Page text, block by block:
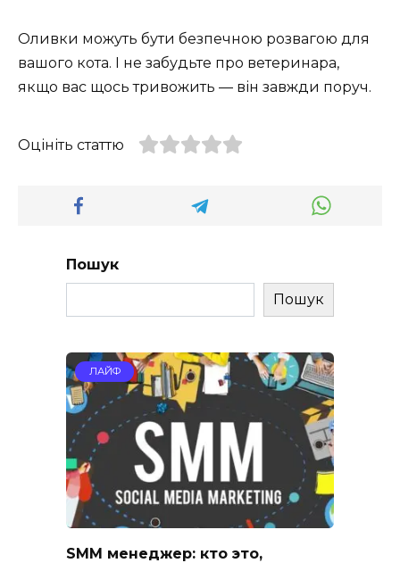
Оливки можуть бути безпечною розвагою для
вашого кота. І не забудьте про ветеринара,
якщо вас щось тривожить — він завжди поруч.
Оцініть статтю
Пошук
Пошук
ЛАЙФ
SMM менеджер: кто это,